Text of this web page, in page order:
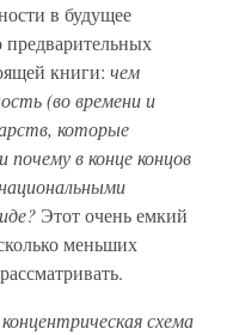
в будущее
предварительных
книги: чем
(во времени и
которые
почему в конце концов
Этот очень емкий
меньших
схема